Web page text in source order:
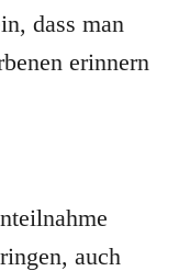
dass man
erinnern
auch